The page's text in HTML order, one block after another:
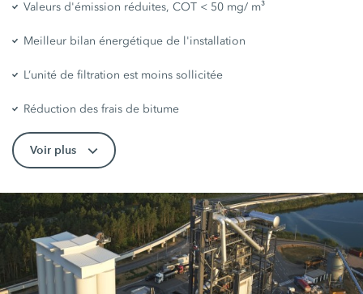
Valeurs d'émission réduites, COT < 50 mg/ m³
Meilleur bilan énergétique de l'installation
L’unité de filtration est moins sollicitée
Réduction des frais de bitume
Voir plus